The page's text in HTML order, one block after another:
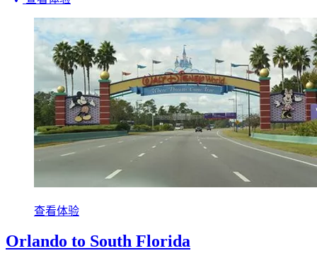
查看体验
Orlando to South Florida